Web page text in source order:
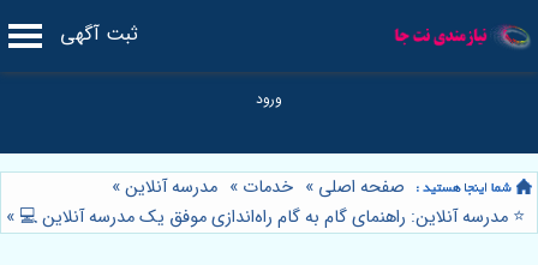
ثبت آگهی
صفحه اصلی » خدمات » مدرسه آنلاین»
⭐️ مدرسه آنلاین: راهنمای گام به گام راه‌اندازی موفق یک مدرسه آنلاین 💻 »